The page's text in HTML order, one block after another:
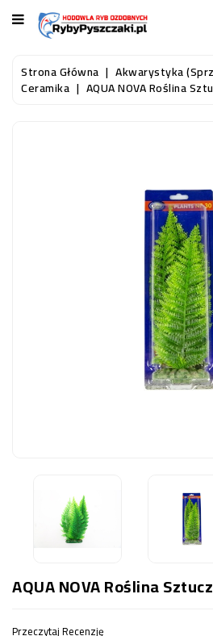
KATEGORIA
STRONA
GŁÓWNA
Strona Główna Akwarystyka
Ceramika AQUA NOVA Roślina
AQUA NOVA Roślina
Przeczytaj Recenzję